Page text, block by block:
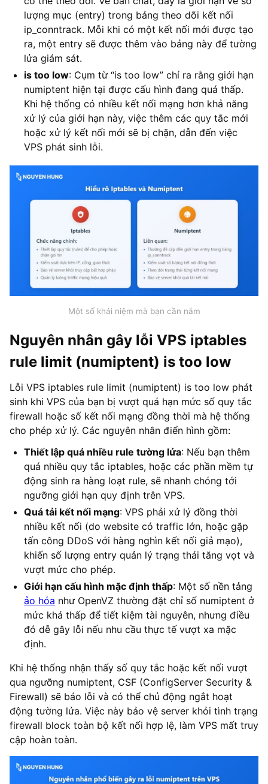
lượng mục (entry) trong bảng theo dõi kết nối
ip_conntrack. Mỗi khi có một kết nối mới được tạo
ra, một entry sẽ được thêm vào bảng này để tường
lửa giám sát.
is too low: Cụm từ “is too low” chỉ ra rằng giới hạn
numiptent hiện tại được cấu hình đang quá thấp.
Khi hệ thống có nhiều kết nối mạng hơn khả năng
xử lý của giới hạn này, việc thêm các quy tắc mới
hoặc xử lý kết nối mới sẽ bị chặn, dẫn đến việc
VPS phát sinh lỗi.
Một số khái niệm mà bạn cần nắm
Nguyên nhân gây lỗi VPS iptables
rule limit (numiptent) is too low
Lỗi VPS iptables rule limit (numiptent) is too low phát
sinh khi VPS của bạn bị vượt quá hạn mức số quy tắc
firewall hoặc số kết nối mạng đồng thời mà hệ thống
cho phép xử lý. Các nguyên nhân điển hình gồm:
Thiết lập quá nhiều rule tường lửa: Nếu bạn thêm
quá nhiều quy tắc iptables, hoặc các phần mềm tự
động sinh ra hàng loạt rule, sẽ nhanh chóng tới
ngưỡng giới hạn quy định trên VPS.
Quá tải kết nối mạng: VPS phải xử lý đồng thời
nhiều kết nối (do website có traffic lớn, hoặc gặp
tấn công DDoS với hàng nghìn kết nối giả mạo),
khiến số lượng entry quản lý trạng thái tăng vọt và
vượt mức cho phép.
Giới hạn cấu hình mặc định thấp: Một số nền tảng
ảo hóa như OpenVZ thường đặt chỉ số numiptent ở
mức khá thấp để tiết kiệm tài nguyên, nhưng điều
đó dễ gây lỗi nếu nhu cầu thực tế vượt xa mặc
định.
Khi hệ thống nhận thấy số quy tắc hoặc kết nối vượt
qua ngưỡng numiptent, CSF (ConfigServer Security &
Firewall) sẽ báo lỗi và có thể chủ động ngắt hoạt
động tường lửa. Việc này bảo vệ server khỏi tình trạng
firewall block toàn bộ kết nối hợp lệ, làm VPS mất truy
cập hoàn toàn.